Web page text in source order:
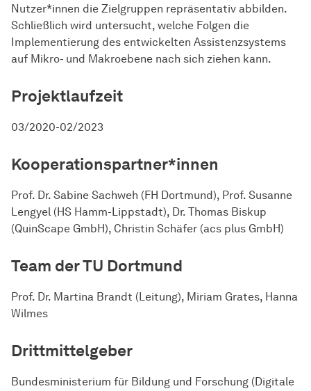
Nutzer*innen die Zielgruppen repräsentativ abbilden.
Schließlich wird untersucht, welche Folgen die
Implementierung des entwickelten Assistenzsystems
auf Mikro- und Makroebene nach sich ziehen kann.
Projektlaufzeit
03/2020-02/2023
Kooperationspartner*innen
Prof. Dr. Sabine Sachweh (FH Dortmund), Prof. Susanne
Lengyel (HS Hamm-Lippstadt), Dr. Thomas Biskup
(QuinScape GmbH), Christin Schäfer (acs plus GmbH)
Team der TU Dortmund
Prof. Dr. Martina Brandt (Leitung), Miriam Grates, Hanna
Wilmes
Drittmittelgeber
Bundesministerium für Bildung und Forschung (Digitale